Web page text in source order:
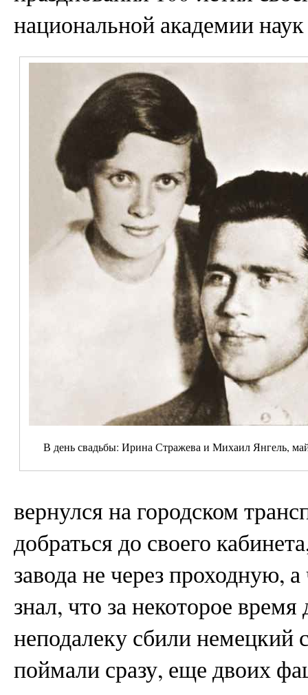
национальной академии
В день свадьбы: Ирина Стражева и Михаил Янгель,
вернулся на городском
добраться до своего
завода не через проходную,
знал, что за некоторое
неподалеку сбили немецкий
поймали сразу, еще двоих